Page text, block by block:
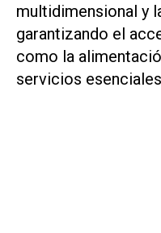
multidimensional y
garantizando el
como la
servicios